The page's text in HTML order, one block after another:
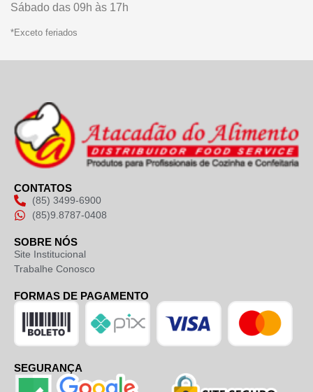
Sábado das 09h às 17h
*Exceto feriados
(85) 3499-6900
(85)9.8787-0408
CONTATOS
SOBRE NÓS
Site Institucional
Trabalhe Conosco
FORMAS DE PAGAMENTO
SEGURANÇA